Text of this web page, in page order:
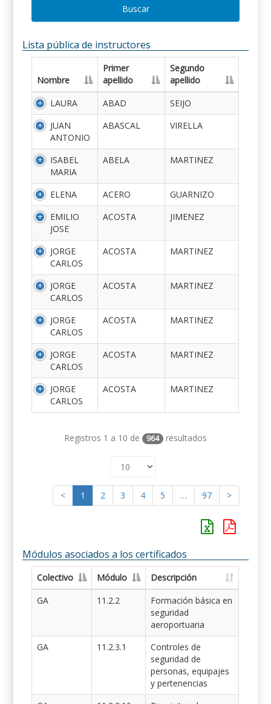
Buscar
Lista pública de instructores
Nombre
Primer
apellido
Segundo
apellido
LAURA
ABAD
SEIJO
JUAN
ANTONIO
ABASCAL VIRELLA
ISABEL
MARIA
ABELA MARTINEZ
ELENA ACERO
GUARNIZO
EMILIO
JOSE
ACOSTA JIMENEZ
JORGE
CARLOS
ACOSTA MARTINEZ
JORGE
CARLOS
ACOSTA MARTINEZ
JORGE
CARLOS
ACOSTA MARTINEZ
JORGE
CARLOS
ACOSTA MARTINEZ
JORGE
CARLOS
ACOSTA MARTINEZ
Registros 1 a 10 de 964 resultados
< 1 2 3 4 5 … 97 >
Módulos asociados a los certificados
Colectivo Módulo
Descripción
GA
11.2.2
Formación básica en
seguridad
aeroportuaria
GA
11.2.3.1
Controles de
seguridad de
personas, equipajes
y pertenencias